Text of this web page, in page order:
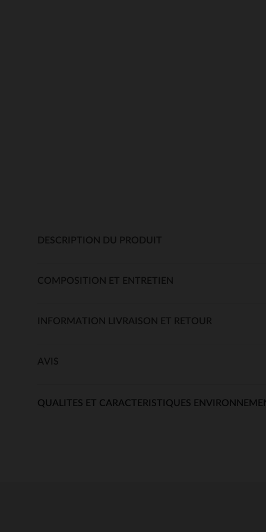
DESCRIPTION DU PRODUIT
COMPOSITION ET ENTRETIEN
INFORMATION LIVRAISON ET RETOUR
AVIS
QUALITES ET CARACTERISTIQUES